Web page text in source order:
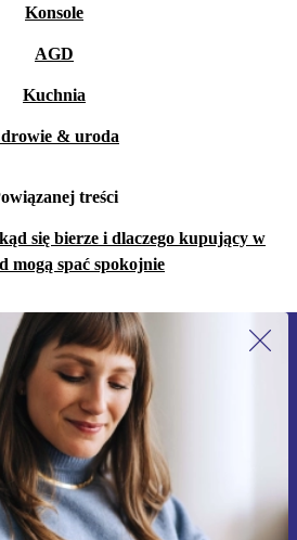
Konsole
AGD
Kuchnia
& uroda
treści
się bierze i dlaczego kupujący w
mogą spać spokojnie
się na nasz newsletter!
żadnej oferty.
Zarejestruj się